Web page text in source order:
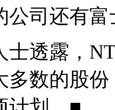
公司还有
露，
多数的股